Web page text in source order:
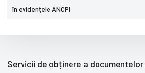
în evidențele ANCPI
Servicii de obținere a documentelor